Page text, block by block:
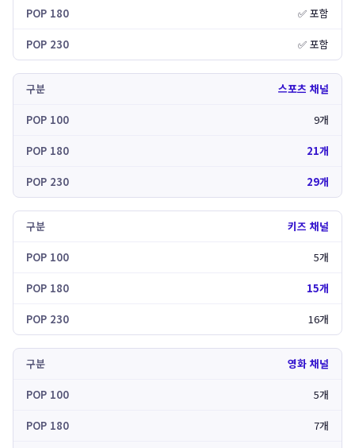
✅ 포함
✅ 포함
스포츠 채널
9개
21개
29개
키즈 채널
5개
15개
16개
영화 채널
5개
7개